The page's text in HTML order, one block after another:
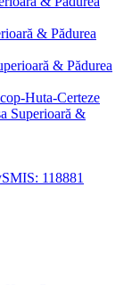
& Pădurea
& Pădurea
Huta-Certeze
Superioară &
118881